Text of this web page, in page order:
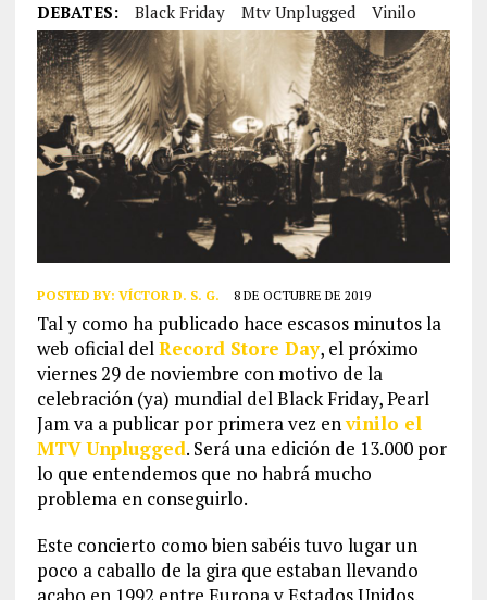
DEBATES: Black Friday Mtv Unplugged Vinilo
POSTED BY: VÍCTOR D. S. G. 8 DE OCTUBRE DE 2019
Tal y como ha publicado hace escasos minutos la
web oficial delRecord Store Day, el próximo
viernes 29 de noviembre con motivo de la
celebración (ya) mundial del Black Friday, Pearl
Jam va a publicar por primera vez envinilo el
MTV Unplugged. Será una edición de 13.000 por
lo que entendemos que no habrá mucho
problema en conseguirlo.
Este concierto como bien sabéis tuvo lugar un
poco a caballo de la gira que estaban llevando